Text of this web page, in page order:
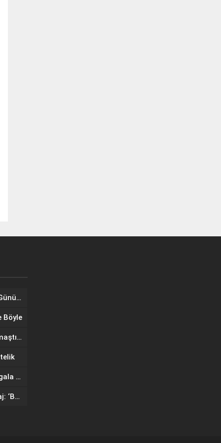
Tuğba Ünal, Dünya Sarılma Günü kapsamında hayranlarıyla buluştu
Böyle
Wilma Elles Defilede Göz Kamaştırdı, Kuliste Oğlunu Uyuttu
IF Wedding Fashion İzmir’de gala defilesinde yıldızlar geçidi
Ünlü mankenlerden net mesaj: ‘Bayrağımız Kırmızı Çizgimizdir’